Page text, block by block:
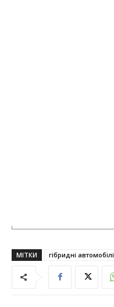
МІТКИ гібридні автомобілі